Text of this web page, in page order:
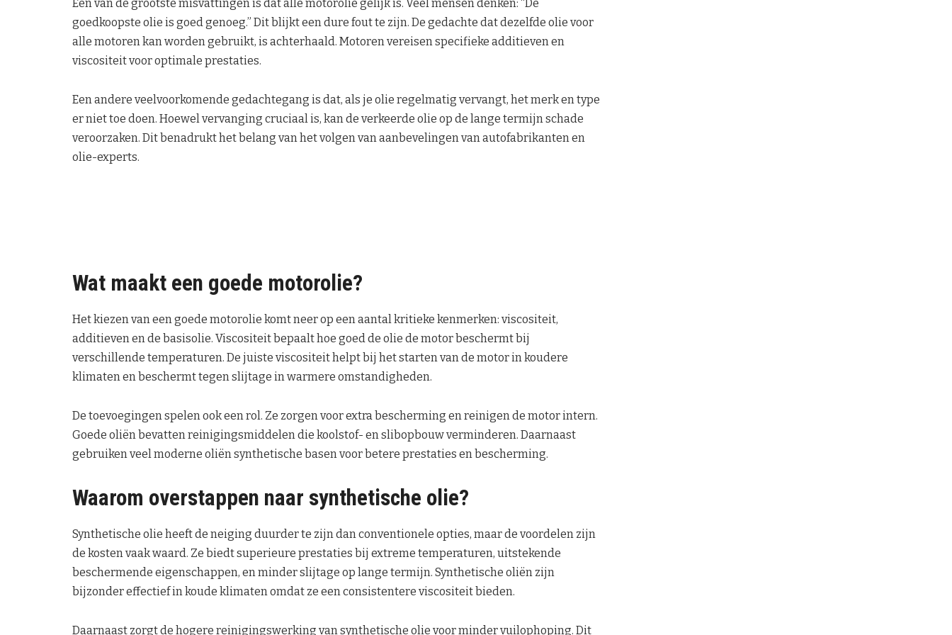
Een van de grootste misvattingen is dat alle motorolie gelijk is. Veel mensen denken: “De
goedkoopste olie is goed genoeg.” Dit blijkt een dure fout te zijn. De gedachte dat dezelfde olie voor
alle motoren kan worden gebruikt, is achterhaald. Motoren vereisen specifieke additieven en
viscositeit voor optimale prestaties.
Een andere veelvoorkomende gedachtegang is dat, als je olie regelmatig vervangt, het merk en type
er niet toe doen. Hoewel vervanging cruciaal is, kan de verkeerde olie op de lange termijn schade
veroorzaken. Dit benadrukt het belang van het volgen van aanbevelingen van autofabrikanten en
olie-experts.
Wat maakt een goede motorolie?
Het kiezen van een goede motorolie komt neer op een aantal kritieke kenmerken: viscositeit,
additieven en de basisolie. Viscositeit bepaalt hoe goed de olie de motor beschermt bij
verschillende temperaturen. De juiste viscositeit helpt bij het starten van de motor in koudere
klimaten en beschermt tegen slijtage in warmere omstandigheden.
De toevoegingen spelen ook een rol. Ze zorgen voor extra bescherming en reinigen de motor intern.
Goede oliën bevatten reinigingsmiddelen die koolstof- en slibopbouw verminderen. Daarnaast
gebruiken veel moderne oliën synthetische basen voor betere prestaties en bescherming.
Waarom overstappen naar synthetische olie?
Synthetische olie heeft de neiging duurder te zijn dan conventionele opties, maar de voordelen zijn
de kosten vaak waard. Ze biedt superieure prestaties bij extreme temperaturen, uitstekende
beschermende eigenschappen, en minder slijtage op lange termijn. Synthetische oliën zijn
bijzonder effectief in koude klimaten omdat ze een consistentere viscositeit bieden.
Daarnaast zorgt de hogere reinigingswerking van synthetische olie voor minder vuilophoping. Dit